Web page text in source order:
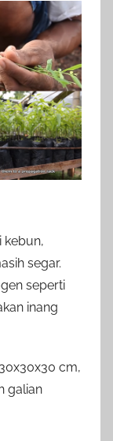
kebun,
segar.
seperti
inang
cm,
galian